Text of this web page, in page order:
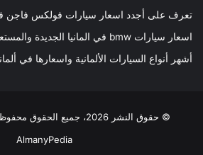
تعرف على أجدد اسعار سيارات فولكس فاجن في
اسعار سيارات bmw في المانيا الجديدة والمستعملة
أشهر أنواع السيارات الألمانية واسعارها في
© حقوق النشر 2026، جميع الحقوق محفوظة |
AlmanyPedia